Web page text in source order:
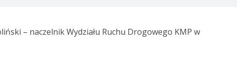
– naczelnik Wydziału Ruchu Drogowego KMP w